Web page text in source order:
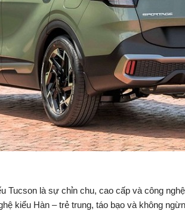
Tucson là sự chỉn chu, cao cấp và công
kiểu Hàn – trẻ trung, táo bạo và không